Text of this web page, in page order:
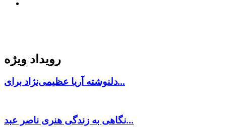
رویداد ویژه
دلنوشته آریا عظیمی‌نژاد برای...
نگاهی به زندگی هنری ناصر عبد...